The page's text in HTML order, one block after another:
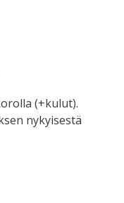
(+kulut).
nykyisestä